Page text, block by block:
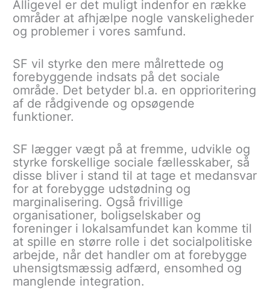
Alligevel er det muligt indenfor en række
områder at afhjælpe nogle vanskeligheder
og problemer i vores samfund.
SF vil styrke den mere målrettede og
forebyggende indsats på det sociale
område. Det betyder bl.a. en opprioritering
af de rådgivende og opsøgende
funktioner.
SF lægger vægt på at fremme, udvikle og
styrke forskellige sociale fællesskaber, så
disse bliver i stand til at tage et medansvar
for at forebygge udstødning og
marginalisering. Også frivillige
organisationer, boligselskaber og
foreninger i lokalsamfundet kan komme til
at spille en større rolle i det socialpolitiske
arbejde, når det handler om at forebygge
uhensigtsmæssig adfærd, ensomhed og
manglende integration.